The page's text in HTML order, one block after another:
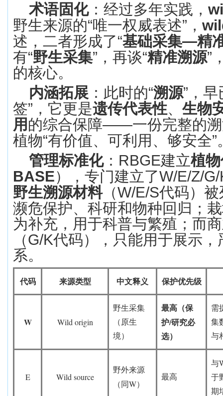
术语固化：经过多年实践，
野生来源的“唯一权威表述” ，
述，二者形成了“基础采集—精
有“野生采集” ，再谈“精准溯源”
的核心。
内涵拓展 ：此时的“溯源” ，
签” ，它更是遗传代表性、 生物
用 的综合保障——一份完整的
植物“有价值、可利用、够安全”
管理标准化： RBGE建立植
BASE），专门建立了W/E/Z/
野生溯源材料（W/E/S代码）
濒危保护、科研和物种回归；
为补充，用于科普与繁殖；而
（G/K代码），只能用于展示
系。
代码 来源类型 中文释义 保护优先级
W Wild origin
野生采集
（原生
境）
最高（保
护/研究必
选）
需
集
与
E Wild source
野外来源
（同W）
最高
与
于
期